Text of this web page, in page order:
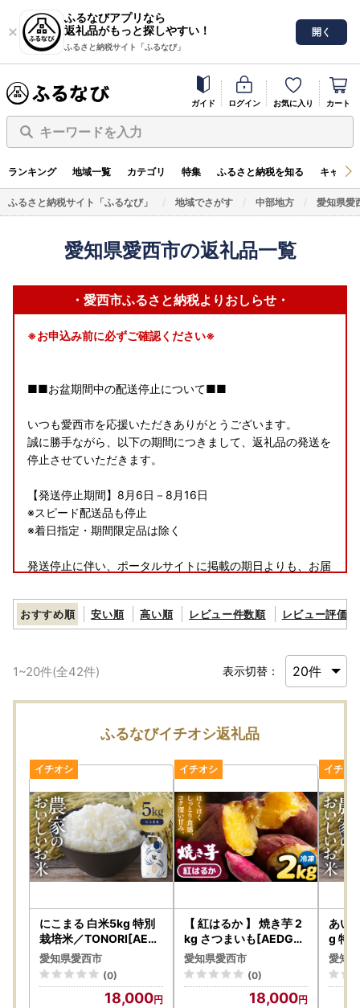
ふるなびアプリなら
返礼品がもっと探しやすい！
ふるさと納税サイト「ふるなび」
開く
ガイド ログイン お気に入り カート
キーワードを入力
ランキング 地域一覧 カテゴリ 特集 ふるさと納税を知る キャン
ふるさと納税サイト「ふるなび」 地域でさがす 中部地方 愛知県愛
愛知県愛西市の返礼品一覧
・愛西市ふるさと納税よりおしらせ・
※お申込み前に必ずご確認ください※
■■お盆期間中の配送停止について■■
いつも愛西市を応援いただきありがとうございます。
誠に勝手ながら、以下の期間につきまして、返礼品の発送を
停止させていただきます。
【発送停止期間】8月6日－8月16日
※スピード配送品も停止
※着日指定・期間限定品は除く
発送停止に伴い、ポータルサイトに掲載の期日よりも、お届
ご迷惑をおかけいたしますが、何卒ご理解のほどお願い申し
上げます。
【返礼品の発送について】
①長期不在などでお受け取りができない期間がある場合
は、必ずご連絡ください。
また、万が一返礼品のお届けができず、愛西市へに返送され
てきた場合、再送分の商品代・送料は、寄附者様ご負担とな
ります。予めご了承ください。
※お品によっては、再送できない場合がございます。寄附金
の返金はいたしかねます。
②お届け日・曜日のご指定はお受けいたしかねます。
③出荷されましたら、「出荷通知メール」（自動配信）に
て運送会社や送り状番号をご案内しておりますので、ご確認
ください。
■マイナンバーカードをお持ちの場合■
複数自治体のワンストップ特例申請をスマホでまとめてオン
ライン申請「ふるまど」がご利用いただけます。ぜひご利用
ください。
おすすめ順 安い順 高い順 レビュー件数順 レビュー評価順
1~20件(全42件) 表示切替：
ふるなびイチオシ返礼品
にこまる 白米5kg 特別
栽培米／TONORI[AEC
T016]
愛知県愛西市
(0)
18,000
【 紅はるか 】 焼き芋 2
kg さつまいも[AEDG0
04]
愛知県愛西市
(0)
18,000
あい
g 特
愛知